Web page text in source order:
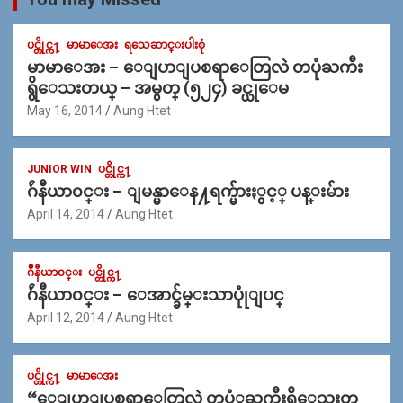
ပင္တိုင္က႑ မာမာေအး ရသေဆာင္းပါးစုံ
မာမာေအး – ေျပာျပစရာေတြလဲ တပုံႀကီး
ရွိေသးတယ္ – အမွတ္ (၅၂၄) ခင္ယုေမ
May 16, 2014 Aung Htet
JUNIOR WIN ပင္တိုင္က႑
ဂ်ဴနီယာ၀င္း – ျမန္မာေန႔ရက္မ်ားႏွင့္ ပန္းမ်ား
April 14, 2014 Aung Htet
ဂ်ဳနီယာ၀င္း ပင္တိုင္က႑
ဂ်ဴနီယာ၀င္း – ေအာင္ခ်မ္းသာပုုံျပင္
April 12, 2014 Aung Htet
ပင္တိုင္က႑ မာမာေအး
“ေျပာျပစရာေတြလဲ တပံုႀကီးရိွေသးတ